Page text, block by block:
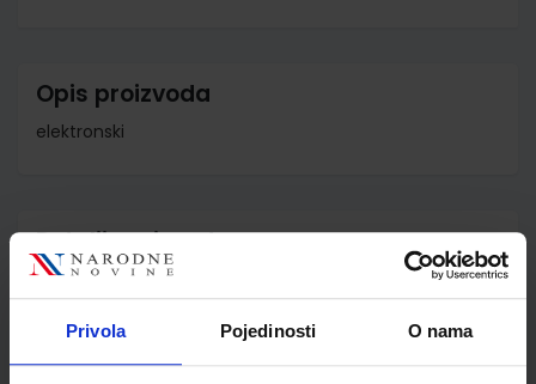
Privola Pojedinosti O nama
Opis proizvoda
elektronski
Detalji proizvoda
Šifra proizvoda